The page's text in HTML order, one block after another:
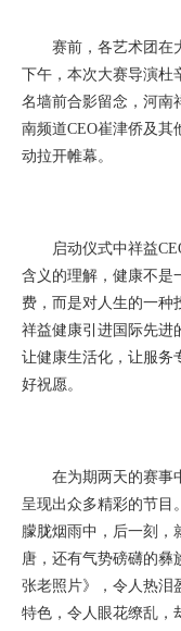
赛前，各艺术团在
下午，本次大赛导演杜
名墙前合影留念，河南
南频道CEO崔津侨及
动拉开帷幕。
启动仪式中祥益
含义的理解，健康不是
费，而是对人生的一种
祥益健康引进国际先进
让健康生活化，让服务
好祝愿。
在为期两天的赛事
呈现出众多精彩的节目
朦胧烟雨中，后一刻，
唐，还有气势磅礴的彝
张老照片》，令人热泪
特色，令人眼花缭乱，